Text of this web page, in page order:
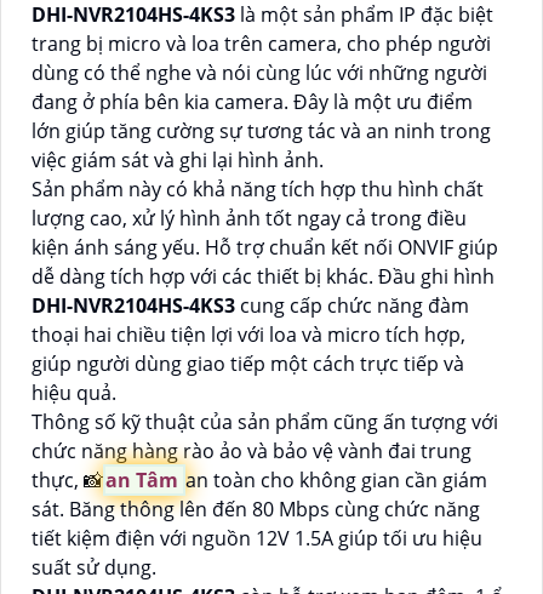
DHI-NVR2104HS-4KS3 là một sản phẩm IP đặc biệt
trang bị micro và loa trên camera, cho phép người
dùng có thể nghe và nói cùng lúc với những người
đang ở phía bên kia camera. Đây là một ưu điểm
lớn giúp tăng cường sự tương tác và an ninh trong
việc giám sát và ghi lại hình ảnh.
Sản phẩm này có khả năng tích hợp thu hình chất
lượng cao, xử lý hình ảnh tốt ngay cả trong điều
kiện ánh sáng yếu. Hỗ trợ chuẩn kết nối ONVIF giúp
dễ dàng tích hợp với các thiết bị khác. Đầu ghi hình
DHI-NVR2104HS-4KS3 cung cấp chức năng đàm
thoại hai chiều tiện lợi với loa và micro tích hợp,
giúp người dùng giao tiếp một cách trực tiếp và
hiệu quả.
Thông số kỹ thuật của sản phẩm cũng ấn tượng với
chức năng hàng rào ảo và bảo vệ vành đai trung
thực, 📸an Tâm an toàn cho không gian cần giám
sát. Băng thông lên đến 80 Mbps cùng chức năng
tiết kiệm điện với nguồn 12V 1.5A giúp tối ưu hiệu
suất sử dụng.